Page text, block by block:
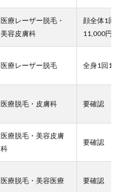
医療レーザー脱毛・
美容皮膚科
顔全体1回
11,000円
医療レーザー脱毛 全身1回
医療脱毛・皮膚科 要確認
医療脱毛・美容皮膚
科
要確認
医療脱毛・美容医療 要確認